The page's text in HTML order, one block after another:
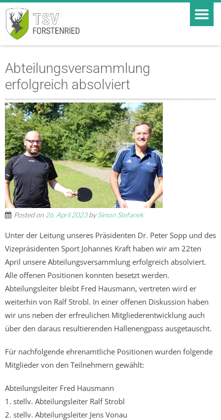
Abteilungsversammlung
erfolgreich absolviert
Posted on 26. April 2023bySimon Stefanek
Unter der Leitung unseres Präsidenten Dr. Peter Sopp und des
Vizepräsidenten Sport Johannes Kraft haben wir am 22ten
April unsere Abteilungsversammlung erfolgreich absolviert.
Alle offenen Positionen konnten besetzt werden.
Abteilungsleiter bleibt Fred Hausmann, vertreten wird er
weiterhin von Ralf Strobl. In einer offenen Diskussion haben
wir uns neben der erfreulichen Mitgliederentwicklung auch
über den daraus resultierenden Hallenengpass ausgetauscht.
Für nachfolgende ehrenamtliche Positionen wurden folgende
Mitglieder von den Teilnehmern gewählt:
Abteilungsleiter Fred Hausmann
1. stellv. Abteilungsleiter Ralf Strobl
2. stellv. Abteilungsleiter Jens Vonau